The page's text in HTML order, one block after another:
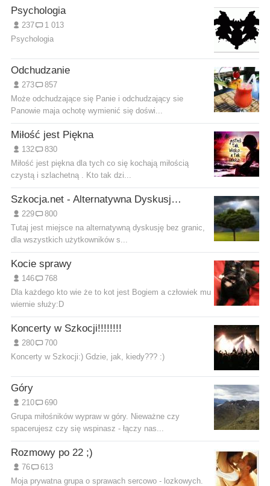
Psychologia
237
1 013
Psychologia
Odchudzanie
273
857
Może odchudzające się Panie i odchudzający sie
Panowie maja ochotę wymienić się doświ...
Miłość jest Piękna
132
830
Miłość jest piękna dla tych co się kochają miłością
czystą i szlachetną . Kto tak dzi...
Szkocja.net - Alternatywna Dyskusja bez Granic
229
800
Tutaj jest miejsce na alternatywną dyskusję bez granic,
dla wszystkich użytkowników s...
Kocie sprawy
146
768
Dla każdego kto wie że to kot jest Bogiem a człowiek mu
wiernie służy:D
Koncerty w Szkocji!!!!!!!!
280
700
Koncerty w Szkocji:) Gdzie, jak, kiedy??? :)
Góry
210
690
Grupa miłośników wypraw w góry. Nieważne czy
spacerujesz czy się wspinasz - łączy nas...
Rozmowy po 22 ;)
76
613
Moja prywatna grupa o sprawach sercowo - lozkowych.